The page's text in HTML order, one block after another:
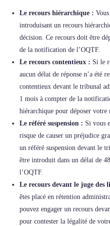
Le recours hiérarchique :
introduisant un recours
décision. Ce recours doit être
de la notification de l’OQTF.
Le recours contentieux : Si le
aucun délai de réponse n’a été
contentieux devant le tribunal
1 mois à compter de la
hiérarchique pour déposer votre
Le référé suspension : Si vous
risque de causer un préjudice
un référé suspension devant le
être introduit dans un délai de
l’OQTF.
Le recours devant le juge des
êtes placé en rétention
pouvez engager un recours
pour contester la légalité de